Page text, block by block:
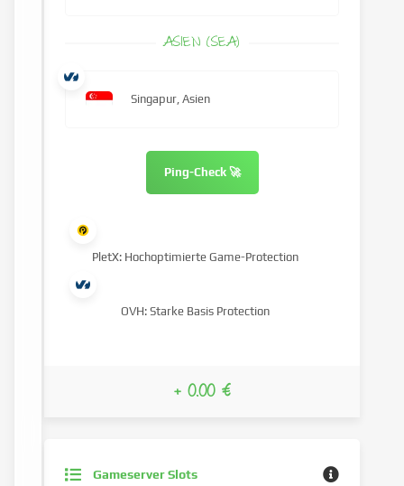
Gameserver Slots
ASIEN (SEA)
Singapur, Asien
Ping-Check 🚀
PletX: Hochoptimierte Game-Protection
OVH: Starke Basis Protection
+ 0.00 €